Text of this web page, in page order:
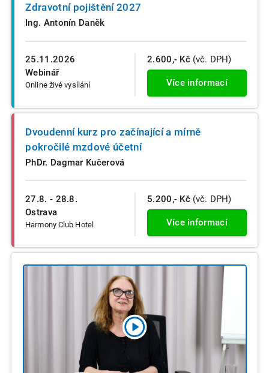
25.11.2026
Webinář
Online živé vysílání
Zdravotní pojištění 2027
Ing. Antonín Daněk
2.600,- Kč (vč. DPH)
Více informací
27.8. - 28.8.
Ostrava
Harmony Club Hotel
Dvoudenní kurz pro začínající a mírně
pokročilé mzdové účetní
PhDr. Dagmar Kučerová
5.200,- Kč (vč. DPH)
Více informací